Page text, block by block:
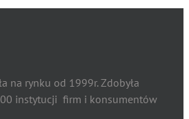
na rynku od 1999r. Zdobyła
instytucji firm i konsumentów